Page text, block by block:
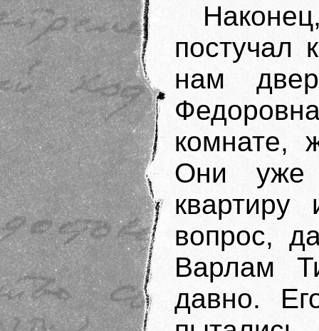
постучал
нам
комнате,
Они уже
вопрос,
Варлам
давно.